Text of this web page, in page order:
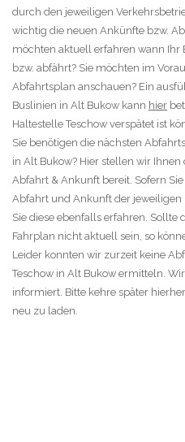
durch den jeweiligen
wichtig die neuen Ankünfte bzw.
möchten aktuell erfahren wann Ihr
bzw. abfährt? Sie möchten im
Abfahrtsplan anschauen? Ein
Buslinien in Alt Bukow kann hier
Haltestelle Teschow verspätet ist
Sie benötigen die nächsten
in Alt Bukow? Hier stellen wir
Abfahrt & Ankunft bereit. Sofern
Abfahrt und Ankunft der
Sie diese ebenfalls erfahren. Sollte
Fahrplan nicht aktuell sein, so
Leider konnten wir zurzeit keine
Teschow in Alt Bukow ermitteln.
informiert. Bitte kehre später
neu zu laden.